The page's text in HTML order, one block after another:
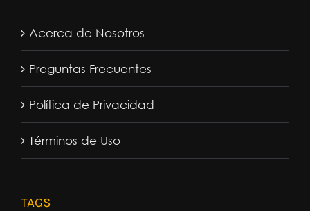
Acerca de Nosotros
Preguntas Frecuentes
Política de Privacidad
Términos de Uso
TAGS